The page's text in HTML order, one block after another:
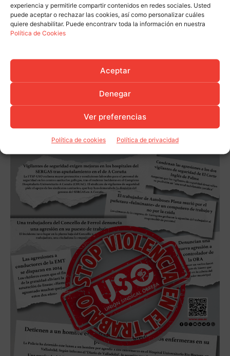
experiencia y permitirle compartir contenidos en redes sociales. Usted
puede aceptar o rechazar las cookies, así como personalizar cuáles
quiere deshabilitar. Puede encontrarv toda la información en nuestra
Política de Cookies
Aceptar
Denegar
Ver preferencias
Política de cookies Política de privacidad